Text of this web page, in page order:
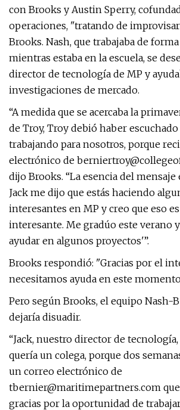
con Brooks y Austin Sperry,
operaciones, "tratando de
Brooks. Nash, que trabajaba de
mientras estaba en la escuela, se
director de tecnología de MP y
investigaciones de mercado.
“A medida que se acercaba la
de Troy, Troy debió haber escuchado
trabajando para nosotros, porque
electrónico de
dijo Brooks. “La esencia del mensaje
Jack me dijo que estás haciendo
interesantes en MP y creo que eso
interesante. Me gradúo este verano
ayudar en algunos proyectos'”.
Brooks respondió: "Gracias por el
necesitamos ayuda en este
Pero según Brooks, el equipo Nash-
dejaría disuadir.
“Jack, nuestro director de
quería un colega, porque dos
un correo electrónico de
tbernier@maritimepartners.com
gracias por la oportunidad de